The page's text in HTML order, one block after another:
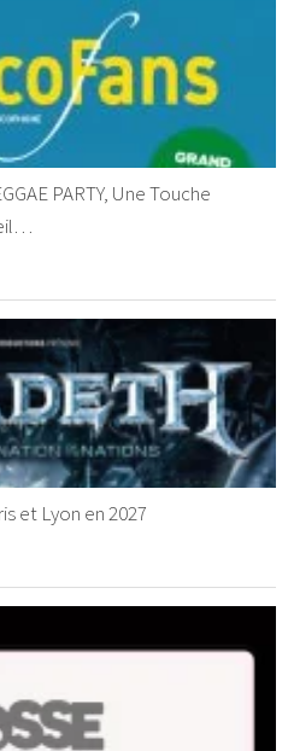
PARTY, Une Touche
et Lyon en 2027